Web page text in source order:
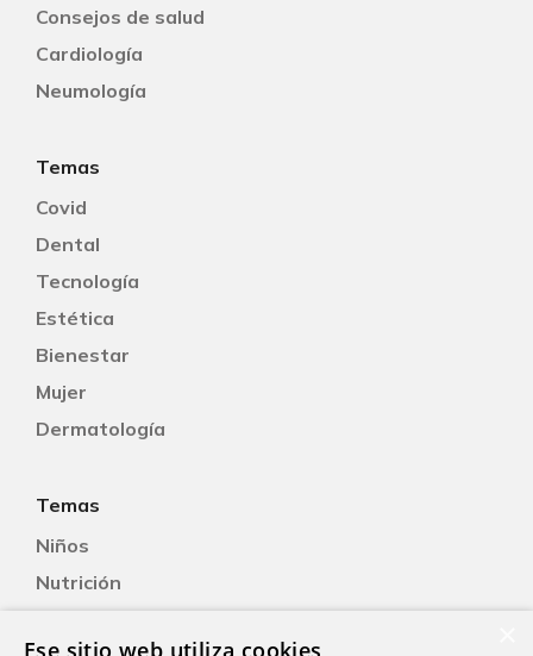
Consejos de salud
Cardiología
Neumología
Temas
Covid
Dental
Tecnología
Estética
Bienestar
Mujer
Dermatología
Temas
Niños
Nutrición
Ese sitio web utiliza cookies